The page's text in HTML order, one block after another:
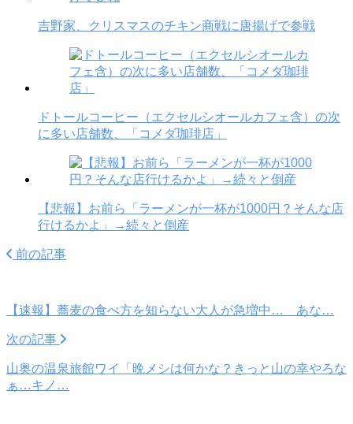
吉野家、クリスマスのチキン商戦に唐揚げで参戦
ドトールコーヒー（エクセルシオールカフェ含）の次
に多い店舗数、「コメダ珈琲店」
【悲報】お前ら「ラーメンが一杯が1000円？そんな店
行けるかよ」→続々と倒産
前の記事
【速報】蕎麦の食べ方を知らない大人が急増中… あな…
次の記事
山奥の温泉旅館ワイ「晩メシは何かな？きっと山の幸やろな
ぁ…キノ…